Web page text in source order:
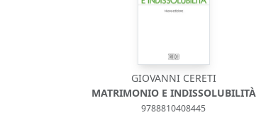
GIOVANNI CERETI
MATRIMONIO E INDISSOLUBILITÀ
9788810408445